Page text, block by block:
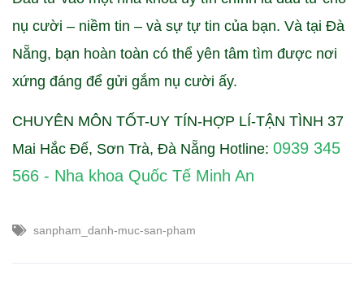
nụ cười – niềm tin – và sự tự tin của bạn. Và tại Đà
Nẵng, bạn hoàn toàn có thể yên tâm tìm được nơi
xứng đáng để gửi gắm nụ cười ấy.
CHUYÊN MÔN TỐT-UY TÍN-HỢP LÍ-TẬN TÌNH 37
Mai Hắc Đế, Sơn Trà, Đà Nẵng Hotline: 0939 345
566 - Nha khoa Quốc Tế Minh An
sanpham_danh-muc-san-pham